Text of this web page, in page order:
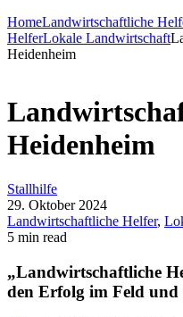
HomeLandwirtschaftliche
HelferLokale Landwirtschaft
Heidenheim
Heidenheim
Stallhilfe
29. Oktober 2024
Landwirtschaftliche Helfer,
5 min read
„Landwirtschaftliche
den Erfolg im Feld und